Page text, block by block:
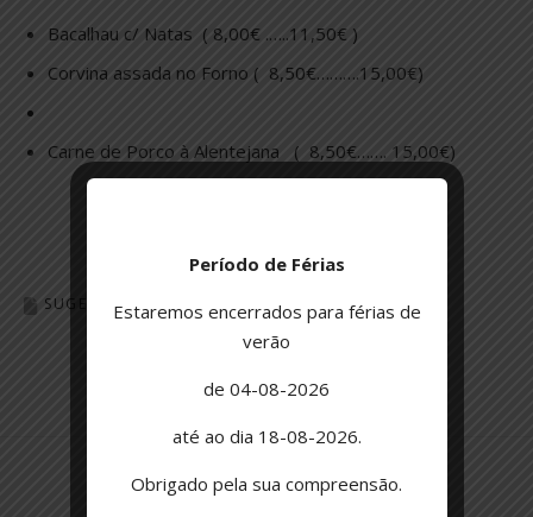
Bacalhau c/ Natas ( 8,00€ .…..11,50€ )
Corvina assada no Forno ( 8,50€……….15,00€)
Carne de Porco à Alentejana ( 8,50€……. 15,00€)
SUGESTÃO DO DIA
Período de Férias
Estaremos encerrados para férias de
verão
de 04-08-2026
até ao dia 18-08-2026.
Obrigado pela sua compreensão.